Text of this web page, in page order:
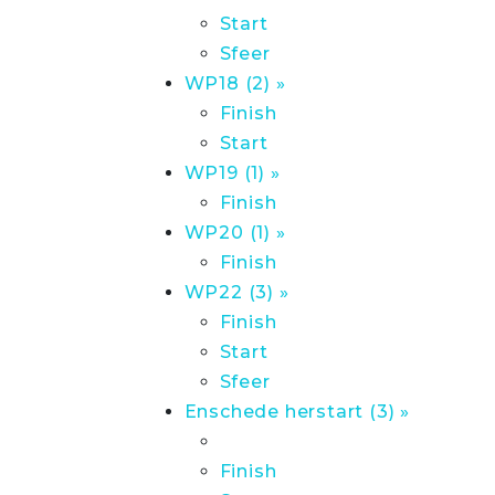
Start
Sfeer
WP18 (2) »
Finish
Start
WP19 (1) »
Finish
WP20 (1) »
Finish
WP22 (3) »
Finish
Start
Sfeer
Enschede herstart (3) »
Finish